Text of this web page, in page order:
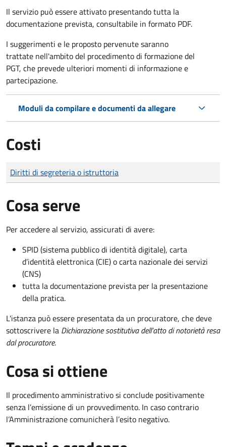
Il servizio può essere attivato presentando tutta la
documentazione prevista, consultabile in formato PDF.
I suggerimenti e le proposto pervenute saranno
trattate nell'ambito del procedimento di formazione del
PGT, che prevede ulteriori momenti di informazione e
partecipazione.
Moduli da compilare e documenti da allegare
Costi
Tipo di pagamento
Importo
Diritti di segreteria o istruttoria
Cosa serve
Per accedere al servizio, assicurati di avere:
SPID (sistema pubblico di identità digitale), carta
d’identità elettronica (CIE) o carta nazionale dei servizi
(CNS)
tutta la documentazione prevista per la presentazione
della pratica.
L'istanza può essere presentata da un procuratore, che deve
sottoscrivere la Dichiarazione sostitutiva dell'atto di notorietà resa
dal procuratore.
Cosa si ottiene
Il procedimento amministrativo si conclude positivamente
senza l’emissione di un provvedimento. In caso contrario
l’Amministrazione comunicherà l’esito negativo.